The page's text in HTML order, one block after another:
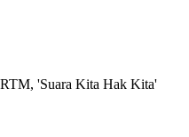
RTM, 'Suara Kita Hak Kita'